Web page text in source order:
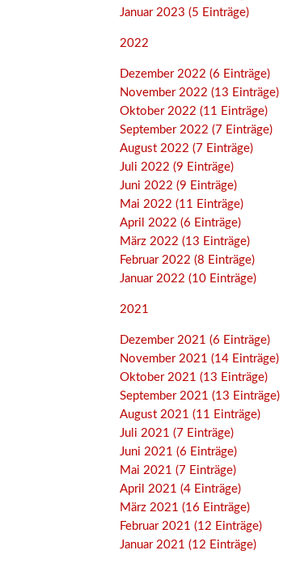
Januar 2023 (5 Einträge)
2022
Dezember 2022 (6 Einträge)
November 2022 (13 Einträge)
Oktober 2022 (11 Einträge)
September 2022 (7 Einträge)
August 2022 (7 Einträge)
Juli 2022 (9 Einträge)
Juni 2022 (9 Einträge)
Mai 2022 (11 Einträge)
April 2022 (6 Einträge)
März 2022 (13 Einträge)
Februar 2022 (8 Einträge)
Januar 2022 (10 Einträge)
2021
Dezember 2021 (6 Einträge)
November 2021 (14 Einträge)
Oktober 2021 (13 Einträge)
September 2021 (13 Einträge)
August 2021 (11 Einträge)
Juli 2021 (7 Einträge)
Juni 2021 (6 Einträge)
Mai 2021 (7 Einträge)
April 2021 (4 Einträge)
März 2021 (16 Einträge)
Februar 2021 (12 Einträge)
Januar 2021 (12 Einträge)